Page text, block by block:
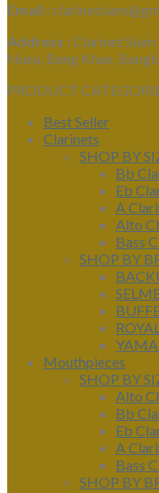
Email :
Address : Clarinet Siam
Nuea, Bang Khae,
PRODUCT
Best Seller
Clarinets
SHOP BY
Bb
Eb
A
Alto
Bass
SHOP BY
Mouthpieces
SHOP BY
Alto
Bb
Eb
A
Bass
SHOP BY